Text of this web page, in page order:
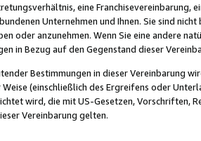
eine Franchisevereinbarung,
Unternehmen und Ihnen. Sie sind
oder anzunehmen. Wenn Sie eine andere
in Bezug auf den Gegenstand dieser
Bestimmungen in dieser Vereinbarung
(einschließlich des Ergreifens oder
wird, die mit US-Gesetzen, Vorschriften,
Vereinbarung gelten.